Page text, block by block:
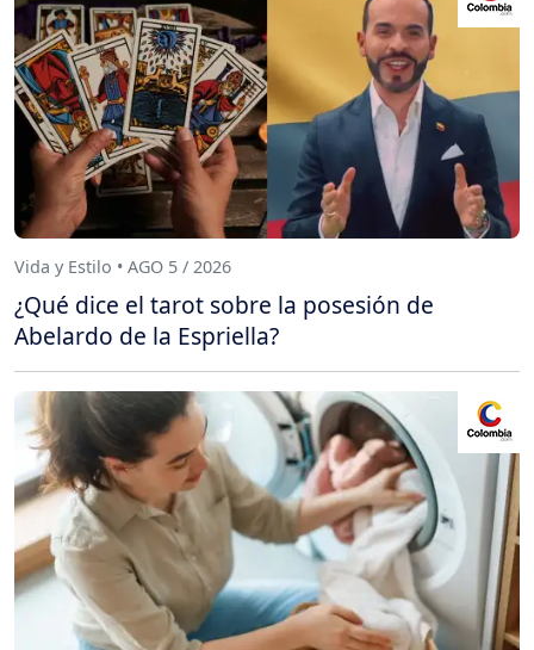
Vida y Estilo • AGO 5 / 2026
¿Qué dice el tarot sobre la posesión de
Abelardo de la Espriella?